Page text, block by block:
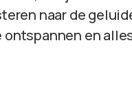
naar de
ontspannen en